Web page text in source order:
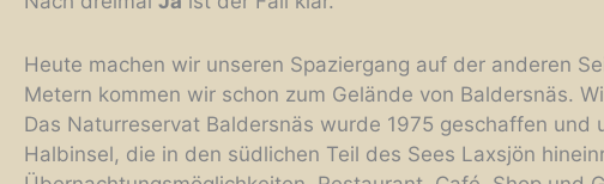
Heute machen wir unseren Spaziergang auf der anderen
Metern kommen wir schon zum Gelände von Baldersnäs.
Das Naturreservat Baldersnäs wurde 1975 geschaffen
Halbinsel, die in den südlichen Teil des Sees Laxsjön